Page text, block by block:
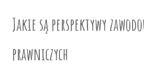
Jakie są perspektywy
prawniczych